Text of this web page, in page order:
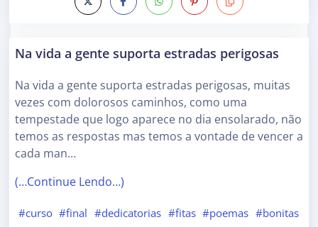
Na vida a gente suporta estradas perigosas
Na vida a gente suporta estradas perigosas, muitas
vezes com dolorosos caminhos, como uma
tempestade que logo aparece no dia ensolarado, não
temos as respostas mas temos a vontade de vencer a
cada man…
(…Continue Lendo…)
#curso #final #dedicatorias #fitas #poemas #bonitas